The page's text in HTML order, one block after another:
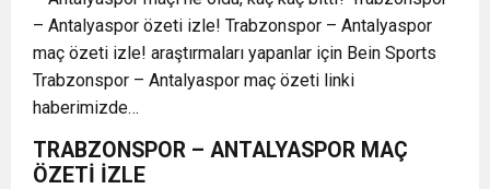
– Antalyaspor özeti izle! Trabzonspor – Antalyaspor
maç özeti izle! araştırmaları yapanlar için Bein Sports
Trabzonspor – Antalyaspor maç özeti linki
haberimizde…
TRABZONSPOR – ANTALYASPOR MAÇ
ÖZETİ İZLE